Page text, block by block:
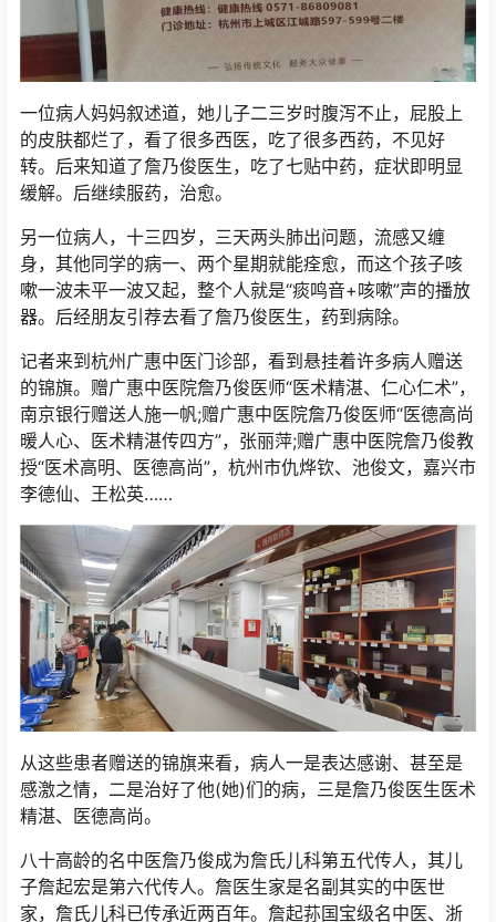
一位病人妈妈叙述道，她儿子二三岁时腹泻不止，屁股上
的皮肤都烂了，看了很多西医，吃了很多西药，不见好
转。后来知道了詹乃俊医生，吃了七贴中药，症状即明显
缓解。后继续服药，治愈。
另一位病人，十三四岁，三天两头肺出问题，流感又缠
身，其他同学的病一、两个星期就能痊愈，而这个孩子咳
嗽一波未平一波又起，整个人就是“痰鸣音+咳嗽”声的播放
器。后经朋友引荐去看了詹乃俊医生，药到病除。
记者来到杭州广惠中医门诊部，看到悬挂着许多病人赠送
的锦旗。赠广惠中医院詹乃俊医师“医术精湛、仁心仁术”，
南京银行赠送人施一帆;赠广惠中医院詹乃俊医师“医德高尚
暖人心、医术精湛传四方”，张丽萍;赠广惠中医院詹乃俊教
授“医术高明、医德高尚”，杭州市仇烨钦、池俊文，嘉兴市
李德仙、王松英……
从这些患者赠送的锦旗来看，病人一是表达感谢、甚至是
感激之情，二是治好了他(她)们的病，三是詹乃俊医生医术
精湛、医德高尚。
八十高龄的名中医詹乃俊成为詹氏儿科第五代传人，其儿
子詹起宏是第六代传人。詹医生家是名副其实的中医世
家，詹氏儿科已传承近两百年。詹起荪国宝级名中医、浙